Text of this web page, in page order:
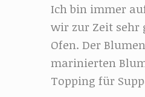
Ich bin immer
wir zur Zeit sehr
Ofen. Der
marinierten
Topping für